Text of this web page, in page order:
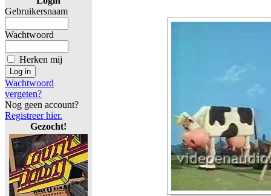
Gebruikersnaam
Wachtwoord
Herken mij
Wachtwoord
vergeten?
Nog geen account?
Registreer hier.
Gezocht!